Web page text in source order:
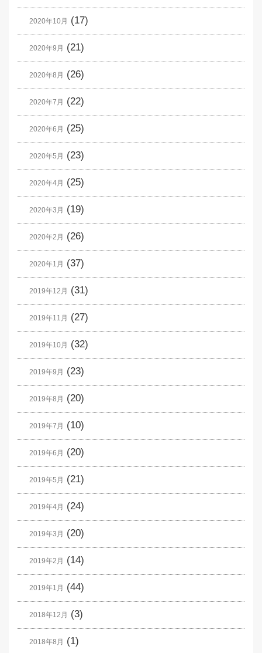
2020年10月 (17)
2020年9月 (21)
2020年8月 (26)
2020年7月 (22)
2020年6月 (25)
2020年5月 (23)
2020年4月 (25)
2020年3月 (19)
2020年2月 (26)
2020年1月 (37)
2019年12月 (31)
2019年11月 (27)
2019年10月 (32)
2019年9月 (23)
2019年8月 (20)
2019年7月 (10)
2019年6月 (20)
2019年5月 (21)
2019年4月 (24)
2019年3月 (20)
2019年2月 (14)
2019年1月 (44)
2018年12月 (3)
2018年8月 (1)